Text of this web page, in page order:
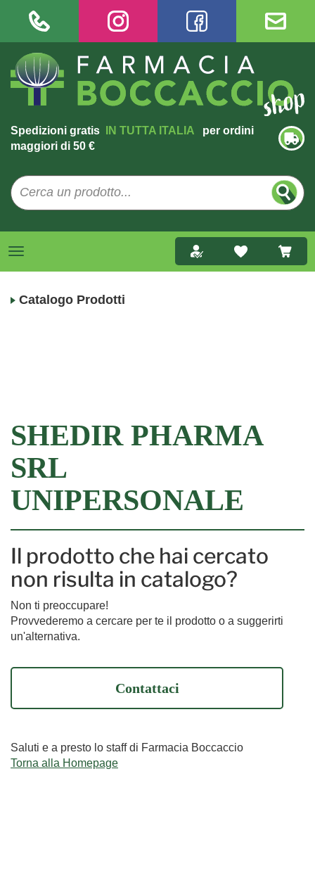
Spedizioni gratis IN TUTTA ITALIA
per ordini
maggiori di 50 €
Catalogo Prodotti
SHEDIR PHARMA
SRL
UNIPERSONALE
Il prodotto che hai cercato
non risulta in catalogo?
Non ti preoccupare!
Provvederemo a cercare per te il prodotto o a suggerirti
un'alternativa.
Contattaci
Saluti e a presto lo staff di Farmacia Boccaccio
Torna alla Homepage